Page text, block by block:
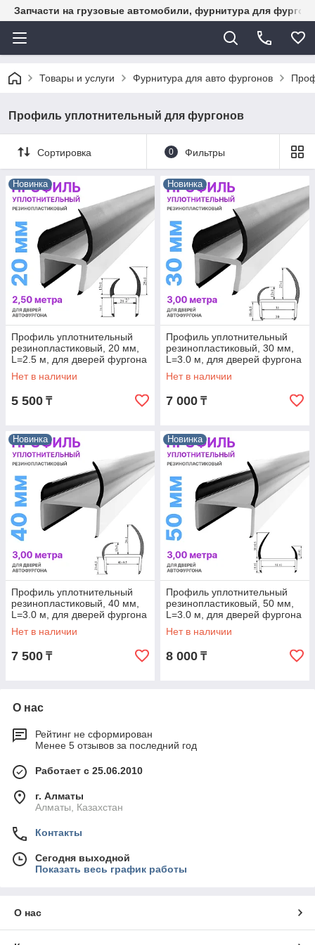
Запчасти на грузовые автомобили, фурнитура для
Товары и услуги Фурнитура для авто фургонов
Профиль уплотнительный для фургонов
Сортировка 0 Фильтры
Новинка
Профиль уплотнительный
резинопластиковый, 20 мм,
L=2.5 м, для дверей фургона
Нет в наличии
5 500 ₸
Новинка
Профиль уплотнительный
резинопластиковый, 30 мм,
L=3.0 м, для дверей фургона
Нет в наличии
7 000 ₸
Новинка
Профиль уплотнительный
резинопластиковый, 40 мм,
L=3.0 м, для дверей фургона
Нет в наличии
7 500 ₸
Новинка
Профиль уплотнительный
резинопластиковый, 50 мм,
L=3.0 м, для дверей фургона
Нет в наличии
8 000 ₸
О нас
Рейтинг не сформирован
Менее 5 отзывов за последний год
Работает с 25.06.2010
г. Алматы
Алматы, Казахстан
Контакты
Сегодня выходной
Показать весь график работы
О нас